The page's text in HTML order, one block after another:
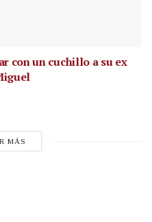
con un cuchillo a su ex
MÁS